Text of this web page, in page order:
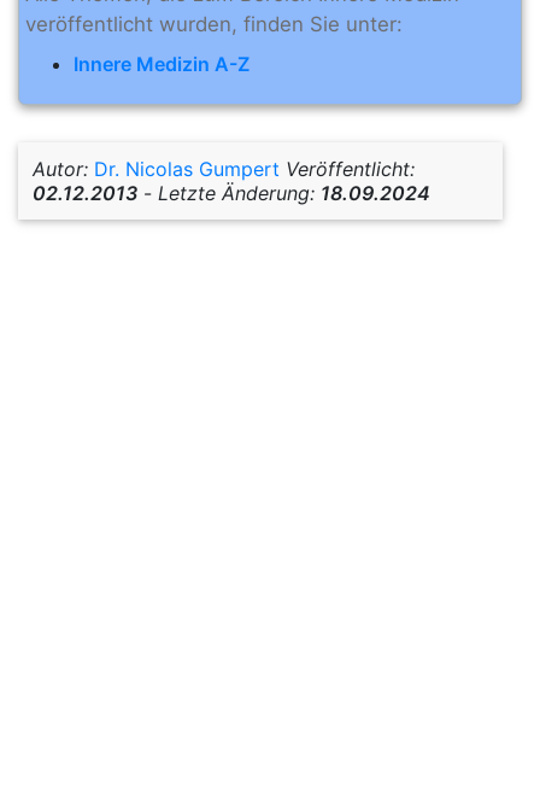
veröffentlicht wurden, finden Sie unter:
Innere Medizin A-Z
Autor: Dr. Nicolas Gumpert Veröffentlicht:
02.12.2013 - Letzte Änderung: 18.09.2024